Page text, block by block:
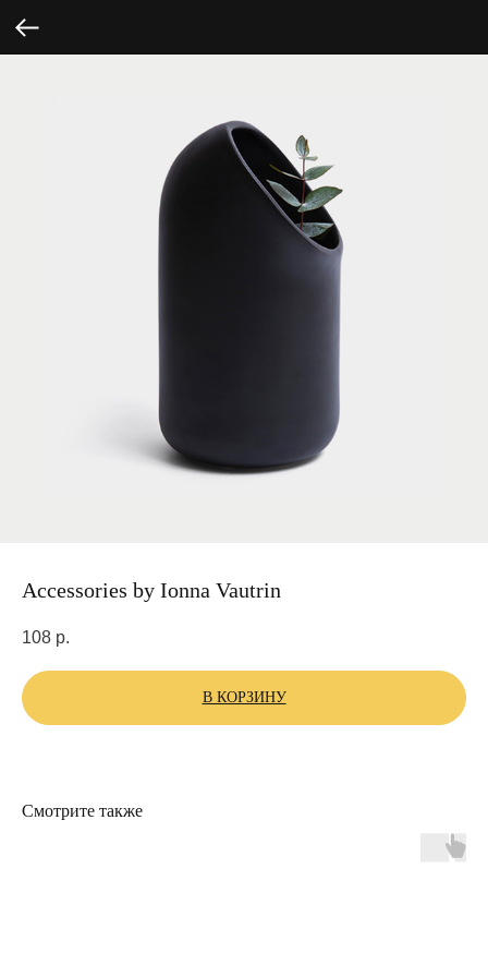
Accessories by Ionna Vautrin
108 р.
В КОРЗИНУ
Смотрите также